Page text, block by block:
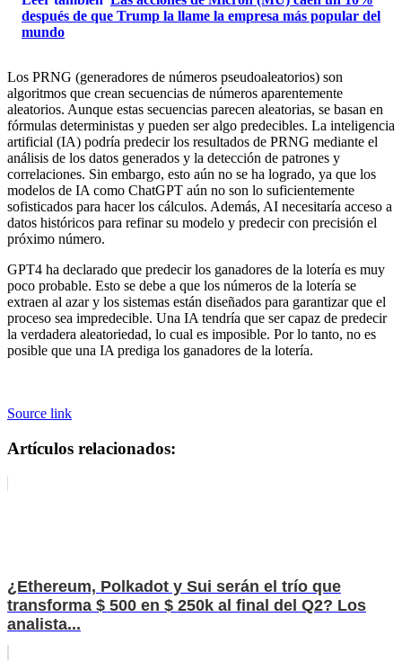
después de que Trump la llame la empresa más popular del
mundo
Los PRNG (generadores de números pseudoaleatorios) son
algoritmos que crean secuencias de números aparentemente
aleatorios. Aunque estas secuencias parecen aleatorias, se basan en
fórmulas deterministas y pueden ser algo predecibles. La inteligencia
artificial (IA) podría predecir los resultados de PRNG mediante el
análisis de los datos generados y la detección de patrones y
correlaciones. Sin embargo, esto aún no se ha logrado, ya que los
modelos de IA como ChatGPT aún no son lo suficientemente
sofisticados para hacer los cálculos. Además, AI necesitaría acceso a
datos históricos para refinar su modelo y predecir con precisión el
próximo número.
GPT4 ha declarado que predecir los ganadores de la lotería es muy
poco probable. Esto se debe a que los números de la lotería se
extraen al azar y los sistemas están diseñados para garantizar que el
proceso sea impredecible. Una IA tendría que ser capaz de predecir
la verdadera aleatoriedad, lo cual es imposible. Por lo tanto, no es
posible que una IA prediga los ganadores de la lotería.
Source link
Artículos relacionados:
¿Ethereum, Polkadot y Sui serán el trío que
transforma $ 500 en $ 250k al final del Q2? Los
analista...